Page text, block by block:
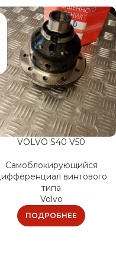
VOLVO S40 V50
Самоблокирующийся
винтового
типа
Volvo
ПОДРОБНЕЕ